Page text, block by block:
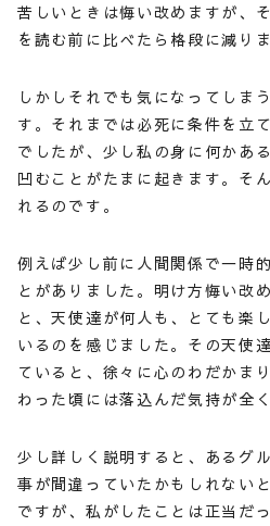
苦しいときは悔い改めますが、
を読む前に比べたら格段に減りま
しかしそれでも気になってしま
す。それまでは必死に条件を立
でしたが、少し私の身に何かあ
凹むことがたまに起きます。そ
れるのです。
例えば少し前に人間関係で一時
とがありました。明け方悔い改
と、天使達が何人も、とても楽
いるのを感じました。その天使
ていると、徐々に心のわだかま
わった頃には落込んだ気持が全
少し詳しく説明すると、あるグ
事が間違っていたかもしれない
ですが、私がしたことは正当だ